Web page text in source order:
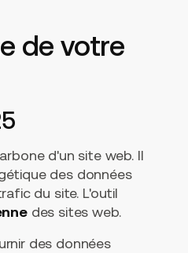
de votre
d'un site web. Il
des données
du site. L'outil
des sites web.
des données